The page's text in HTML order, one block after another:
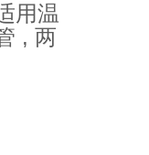
用温
, 两